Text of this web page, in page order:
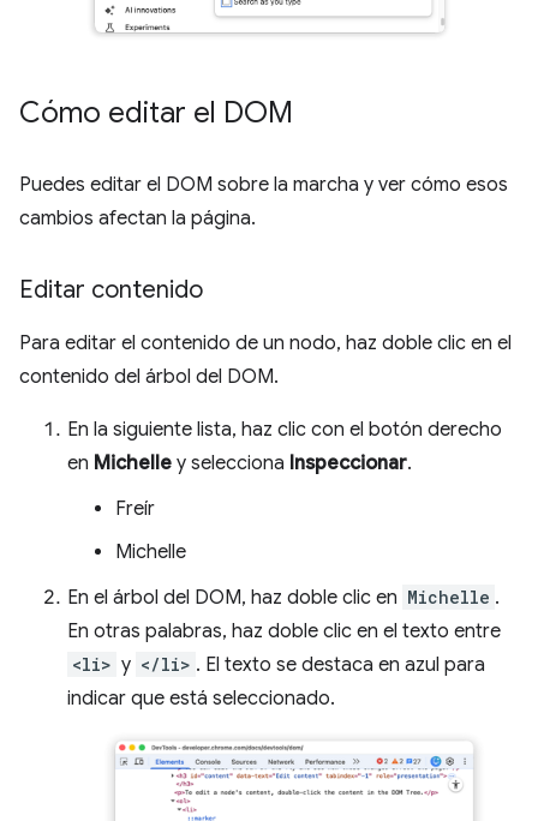
Cómo editar el DOM
Puedes editar el DOM sobre la marcha y ver cómo esos
cambios afectan la página.
Editar contenido
Para editar el contenido de un nodo, haz doble clic en el
contenido del árbol del DOM.
En la siguiente lista, haz clic con el botón derecho
en Michelle y selecciona Inspeccionar.
Freír
Michelle
En el árbol del DOM, haz doble clic en Michelle .
En otras palabras, haz doble clic en el texto entre
<li> y </li> . El texto se destaca en azul para
indicar que está seleccionado.